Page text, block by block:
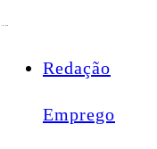
Redação
Emprego